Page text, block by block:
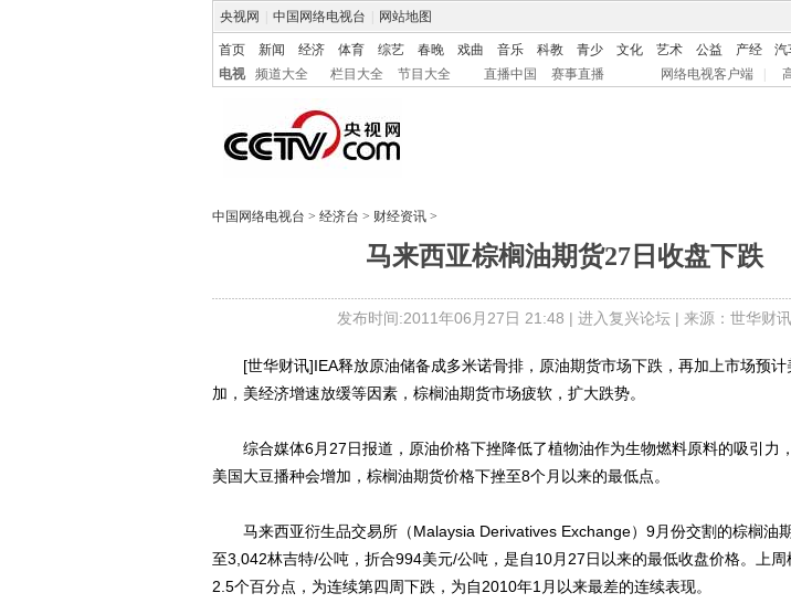
央视网 中国网络电视台 网站地图
首页 新闻 经济 体育 综艺 春晚 戏曲 音乐 科教 青少 文化 艺术 公益 产经 汽
电视
频道大全 栏目大全 节目大全 直播中国 赛事直播 网络电视客户端
中国网络电视台 > 经济台 > 财经资讯 >
马来西亚棕榈油期货27日收盘下跌
发布时间:2011年06月27日 21:48 | 进入复兴论坛| 来源：世华财讯
[世华财讯]IEA释放原油储备成多米诺骨排，原油期货市场下跌，再加上市场预计
加，美经济增速放缓等因素，棕榈油期货市场疲软，扩大跌势。
综合媒体6月27日报道，原油价格下挫降低了植物油作为生物燃料原料的吸引力
美国大豆播种会增加，棕榈油期货价格下挫至8个月以来的最低点。
马来西亚衍生品交易所（Malaysia Derivatives Exchange）9月份交割的棕榈油
至3,042林吉特/公吨，折合994美元/公吨，是自10月27日以来的最低收盘价格。上周
2.5个百分点，为连续第四周下跌，为自2010年1月以来最差的连续表现。